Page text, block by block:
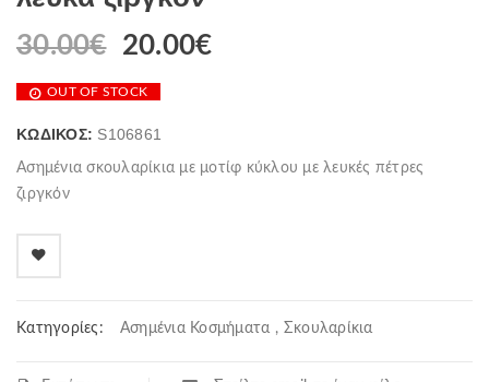
30.00€ 20.00€
OUT OF STOCK
ΚΩΔΙΚΌΣ: S106861
Ασημένια σκουλαρίκια με μοτίφ κύκλου με λευκές πέτρες
ζιργκόν
Κατηγορίες: Ασημένια Κοσμήματα , Σκουλαρίκια